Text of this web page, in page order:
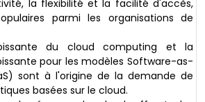
la flexibilité et la facilité d'accès,
parmi les organisations de
du cloud computing et la
pour les modèles Software-as-
sont à l'origine de la demande de
basées sur le cloud.